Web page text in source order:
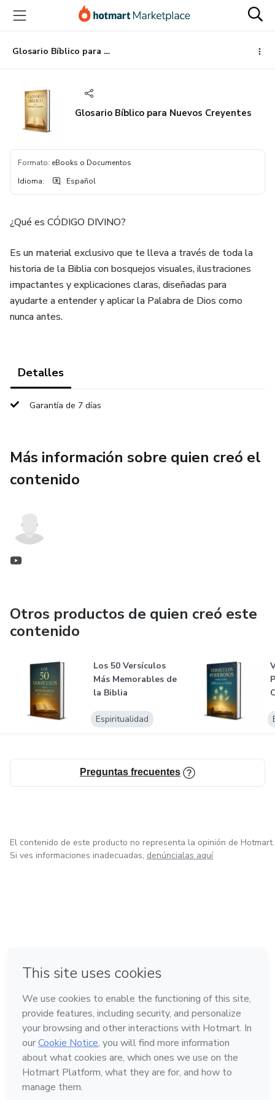
principal
página
de
página
Glosario Bíblico para Nuevos Creyentes
Glosario Bíblico para Nuevos Creyentes
Formato: eBooks o Documentos
Idioma: Español
¿Qué es CÓDIGO DIVINO?
Es un material exclusivo que te lleva a través de toda la
historia de la Biblia con bosquejos visuales, ilustraciones
impactantes y explicaciones claras, diseñadas para
ayudarte a entender y aplicar la Palabra de Dios como
nunca antes.
Detalles
Garantía de 7 días
Más información sobre quien creó el
contenido
Otros productos de quien creó este
contenido
Los 50 Versículos
Más Memorables de
la Biblia
Espiritualidad
Preguntas frecuentes
El contenido de este producto no representa la opinión de Hotmart.
Si ves informaciones inadecuadas, denúncialas aquí
Hecho con❤ en Belo Horizonte
Conoce Hotmart
Idioma
Español